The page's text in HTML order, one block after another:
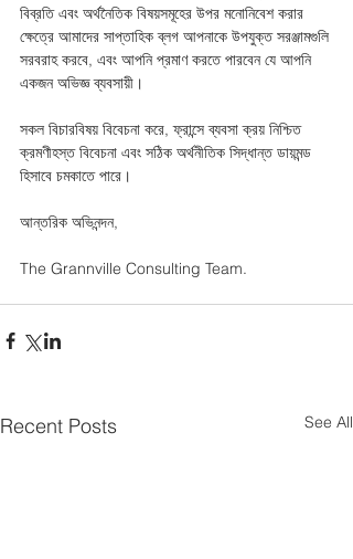
বিব্রতি এবং অর্থনৈতিক বিষয়সমূহের উপর মনোনিবেশ করার
ক্ষেত্রে আমাদের সাপ্তাহিক ব্লগ আপনাকে উপযুক্ত সরঞ্জামগুলি
সরবরাহ করবে, এবং আপনি প্রমাণ করতে পারবেন যে আপনি
একজন অভিজ্ঞ ব্যবসায়ী।
সকল বিচারবিষয় বিবেচনা করে, ফ্রান্সে ব্যবসা ক্রয় নিশ্চিত
ক্রমণীহস্ত বিবেচনা এবং সঠিক অর্থনীতিক সিদ্ধান্ত ডায়মন্ড
হিসাবে চমকাতে পারে।
আন্তরিক অভিনন্দন,
The Grannville Consulting Team.
Recent Posts See All